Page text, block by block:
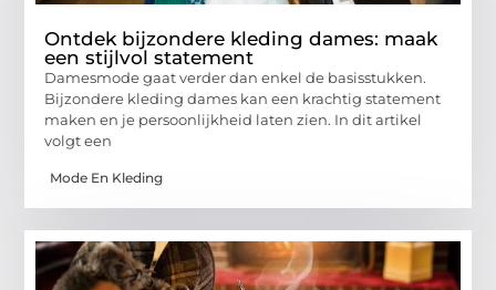
Ontdek bijzondere kleding dames: maak
een stijlvol statement
Damesmode gaat verder dan enkel de basisstukken.
Bijzondere kleding dames kan een krachtig statement
maken en je persoonlijkheid laten zien. In dit artikel
volgt een
Mode En Kleding